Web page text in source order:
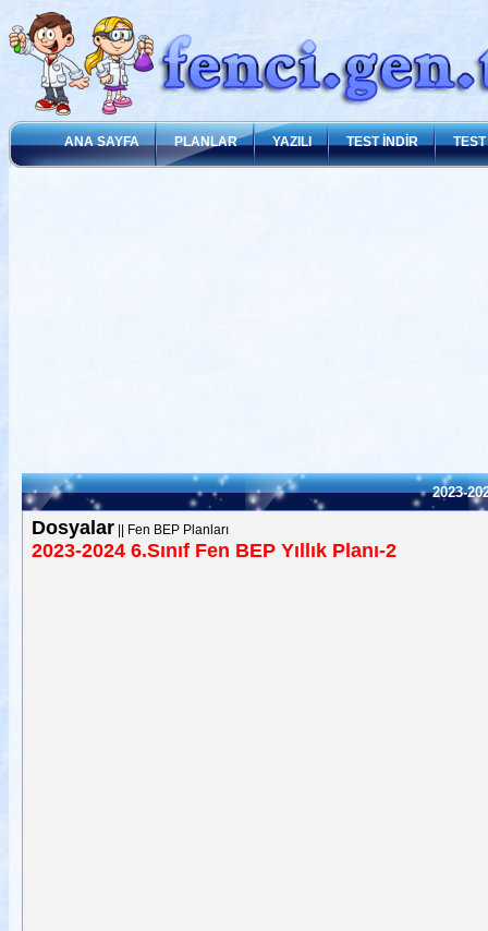
ANA SAYFA PLANLAR YAZILI TEST İNDİR
2023-
Dosyalar|| Fen BEP Planları
2023-2024 6.Sınıf Fen BEP Yıllık Planı-2